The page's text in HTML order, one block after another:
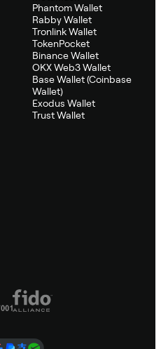
Phantom Wallet
Rabby Wallet
Tronlink Wallet
TokenPocket
Binance Wallet
OKX Web3 Wallet
Base Wallet (Coinbase
Wallet)
Exodus Wallet
Trust Wallet